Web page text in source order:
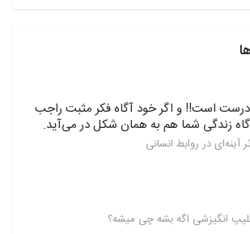
است!! و اگر خود آگاه فکر مثبت راجب
زندگی شما هم به همان شکل در می‌آید.
آینه‌ای در روابط انسانی
انگیزشی اگه بشه چی میشه؟